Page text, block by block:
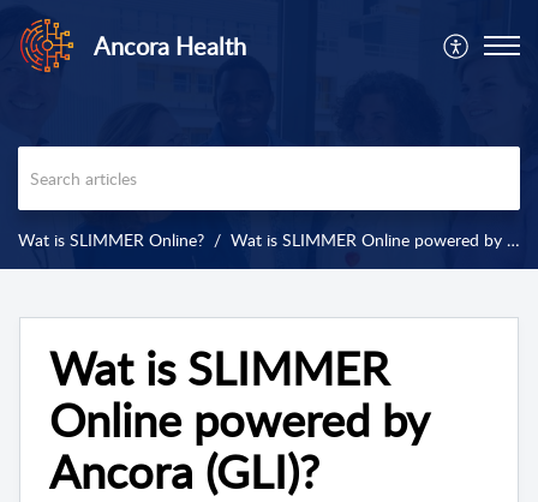
Ancora Health
Wat is SLIMMER Online? Wat is SLIMMER Online powered by Ancora (GLI)?
Wat is SLIMMER
Online powered by
Ancora (GLI)?